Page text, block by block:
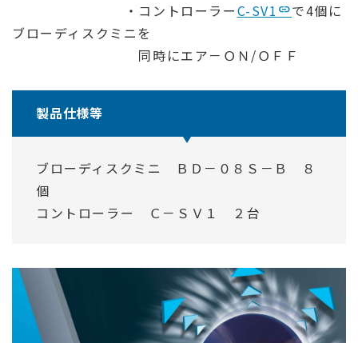
・コントローラーC-SV1
で4個に
ブローディスクミニを
同時にエア－ＯＮ/ＯＦＦ
製品仕様等
ブローディスクミニ ＢＤ－０８Ｓ－Ｂ ８
個
コントローラー Ｃ－ＳＶ１ ２台